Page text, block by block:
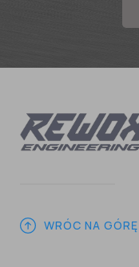
WRÓC NA GÓRĘ